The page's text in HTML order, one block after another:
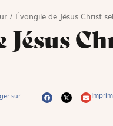
/ Évangile de Jésus Christ
Jésus
sur :